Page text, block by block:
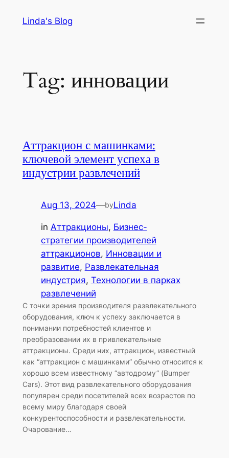
Linda's Blog
Tag: инновации
Аттракцион с машинками:
ключевой элемент успеха в
индустрии развлечений
Aug 13, 2024—byLinda
in Аттракционы, Бизнес-
стратегии производителей
аттракционов, Инновации и
развитие, Развлекательная
индустрия, Технологии в парках
развлечений
С точки зрения производителя развлекательного
оборудования, ключ к успеху заключается в
понимании потребностей клиентов и
преобразовании их в привлекательные
аттракционы. Среди них, аттракцион, известный
как “аттракцион с машинками” обычно относится к
хорошо всем известному “автодрому” (Bumper
Cars). Этот вид развлекательного оборудования
популярен среди посетителей всех возрастов по
всему миру благодаря своей
конкурентоспособности и развлекательности.
Очарование…